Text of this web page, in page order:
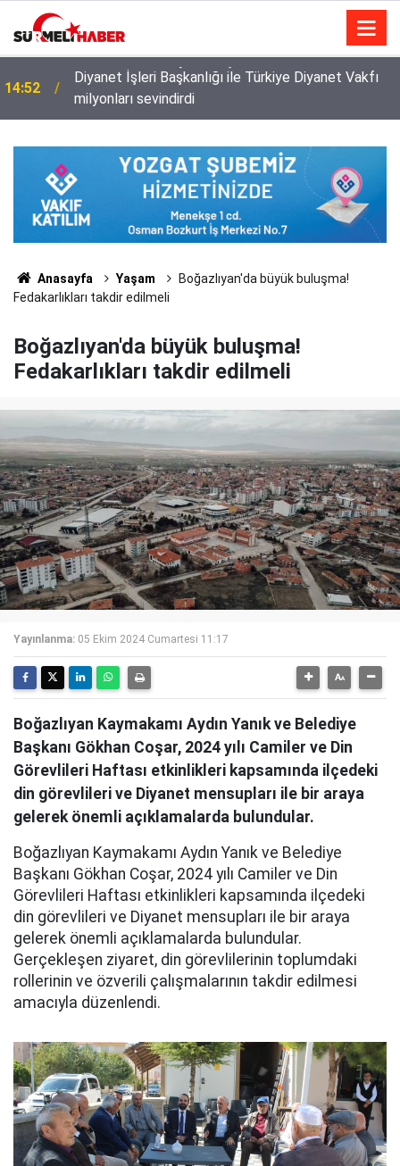
14:52
Diyanet İşleri Başkanlığı ile Türkiye Diyanet Vakfı
milyonları sevindirdi
Anasayfa Yaşam
Boğazlıyan'da büyük buluşma!
Fedakarlıkları takdir edilmeli
Boğazlıyan'da büyük buluşma!
Fedakarlıkları takdir edilmeli
Yayınlanma: 05 Ekim 2024 Cumartesi 11:17
Boğazlıyan Kaymakamı Aydın Yanık ve Belediye
Başkanı Gökhan Coşar, 2024 yılı Camiler ve Din
Görevlileri Haftası etkinlikleri kapsamında ilçedeki
din görevlileri ve Diyanet mensupları ile bir araya
gelerek önemli açıklamalarda bulundular.
Boğazlıyan Kaymakamı Aydın Yanık ve Belediye
Başkanı Gökhan Coşar, 2024 yılı Camiler ve Din
Görevlileri Haftası etkinlikleri kapsamında ilçedeki
din görevlileri ve Diyanet mensupları ile bir araya
gelerek önemli açıklamalarda bulundular.
Gerçekleşen ziyaret, din görevlilerinin toplumdaki
rollerinin ve özverili çalışmalarının takdir edilmesi
amacıyla düzenlendi.